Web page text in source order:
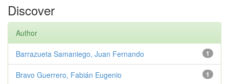
Discover
Author
1
Barrazueta Samaniego, Juan Fernando
1
Bravo Guerrero, Fabián Eugenio